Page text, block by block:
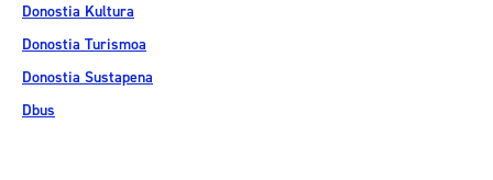
Donostia Kultura
Donostia Turismoa
Donostia Sustapena
Dbus